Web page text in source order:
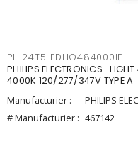
PHI24T5LEDHO484000IF
PHILIPS ELECTRONICS -
4000K 120/277/347V TYPE A
Manufacturier :
PHILIPS
# Manufacturier : 467142